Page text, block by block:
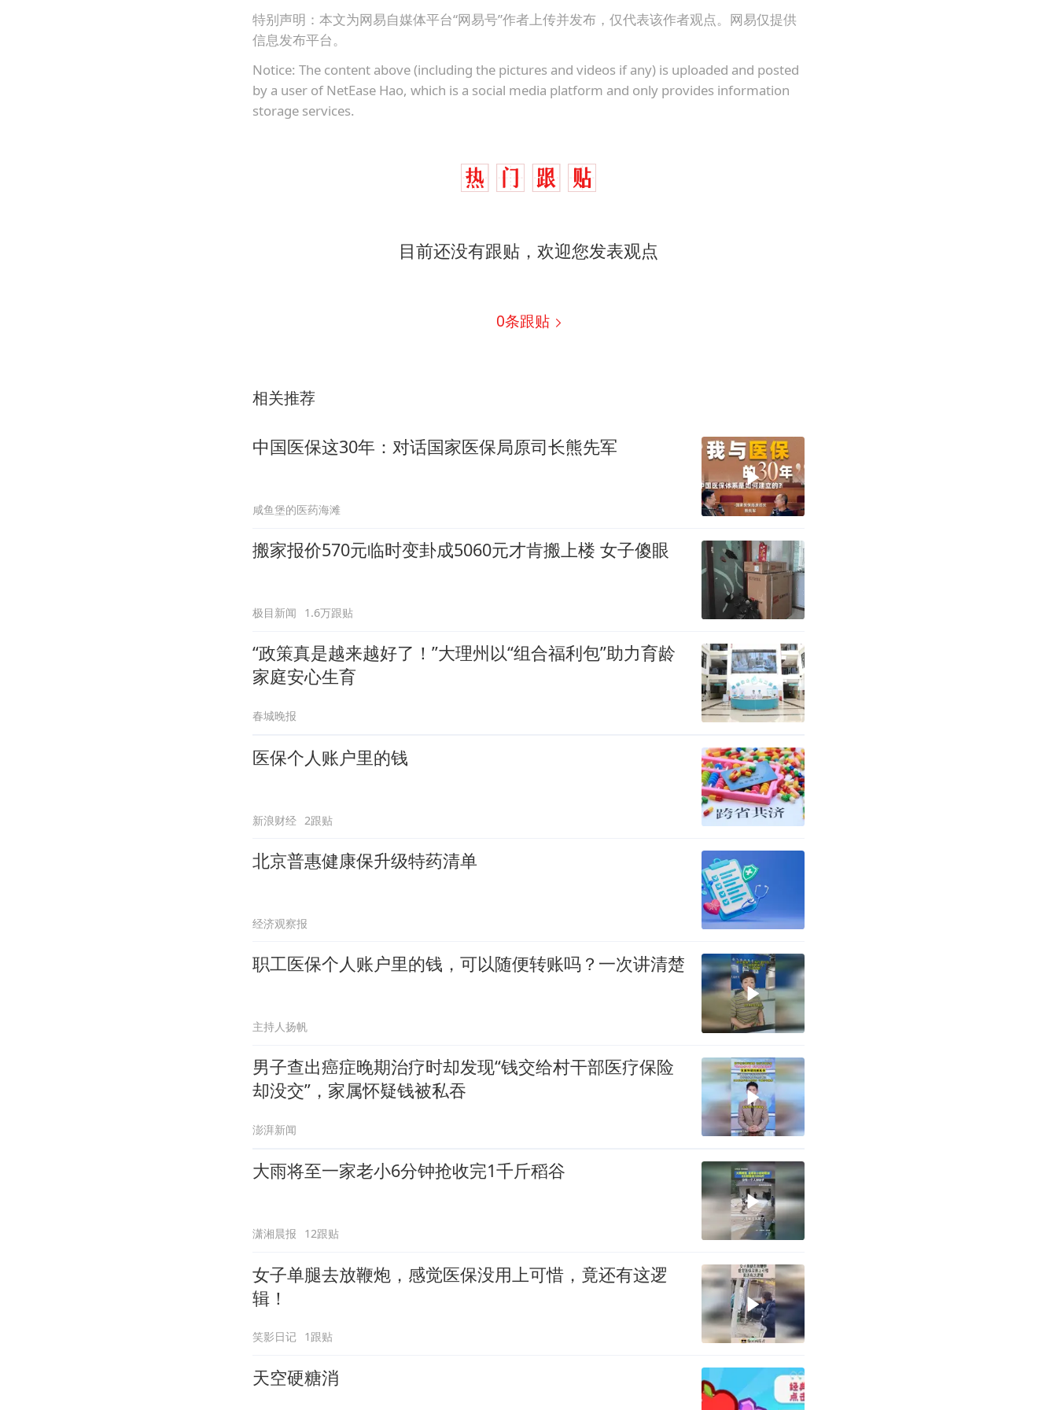
特别声明：本文为网易自媒体平台“网易号”作者上传并发布，仅代表该作者观点。网易仅提供
信息发布平台。
Notice: The content above (including the pictures and videos if any) is uploaded and posted
by a user of NetEase Hao, which is a social media platform and only provides information
storage services.
目前还没有跟贴，欢迎您发表观点
0条跟贴
相关推荐
中国医保这30年：对话国家医保局原司长熊先军
咸鱼堡的医药海滩
搬家报价570元临时变卦成5060元才肯搬上楼 女子傻眼
极目新闻 1.6万跟贴
“政策真是越来越好了！”大理州以“组合福利包”助力育龄
家庭安心生育
春城晚报
医保个人账户里的钱
新浪财经 2跟贴
北京普惠健康保升级特药清单
经济观察报
职工医保个人账户里的钱，可以随便转账吗？一次讲清楚
主持人扬帆
男子查出癌症晚期治疗时却发现“钱交给村干部医疗保险
却没交”，家属怀疑钱被私吞
澎湃新闻
大雨将至一家老小6分钟抢收完1千斤稻谷
潇湘晨报 12跟贴
女子单腿去放鞭炮，感觉医保没用上可惜，竟还有这逻
辑！
笑影日记 1跟贴
天空硬糖消